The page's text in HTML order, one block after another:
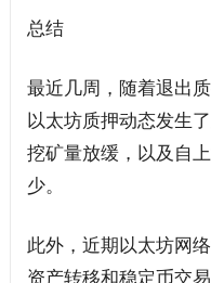
总结
最近几周，随着退出
以太坊质押动态发生
挖矿量放缓，以及自
少。
此外，近期以太坊网
资产转移和稳定币交